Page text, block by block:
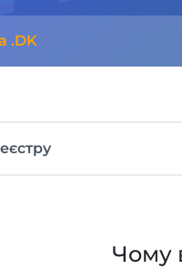
.DK
Чому